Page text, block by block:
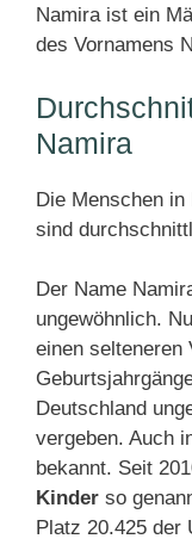
Namira ist ein
des Vornamens
Namira
Die Menschen
sind
Der Name
ungewöhnlich.
einen selteneren
Deutschland
vergeben. Auch
bekannt. Seit
Kinder so
Platz 20.425 der